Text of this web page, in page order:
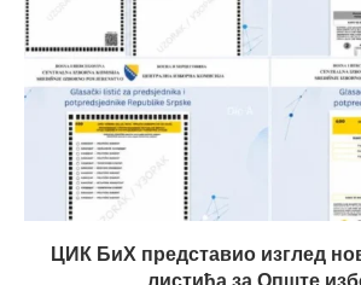
ЦИК БиХ представио изглед